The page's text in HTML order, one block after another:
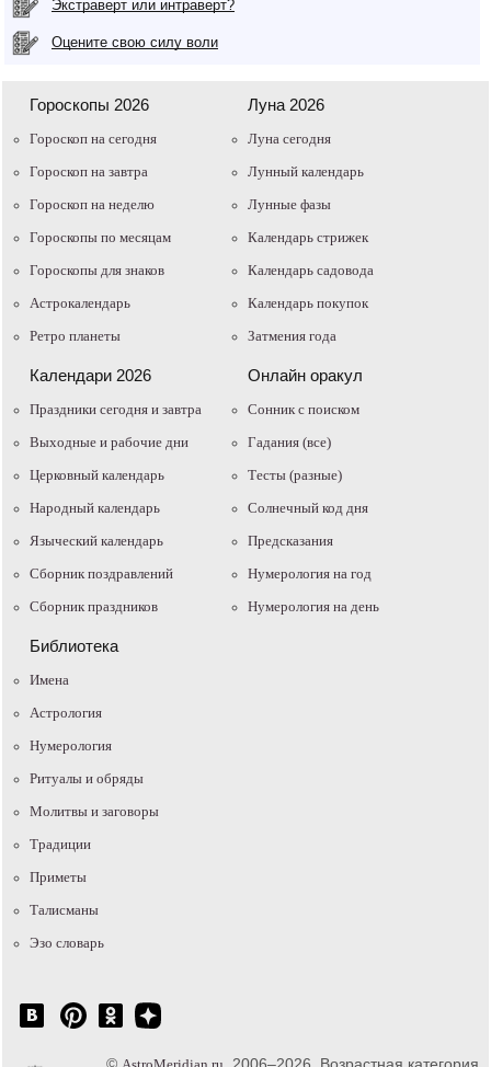
Экстраверт или интраверт?
Оцените свою силу воли
Гороскопы 2026
Гороскоп на сегодня
Гороскоп на завтра
Гороскоп на неделю
Гороскопы по месяцам
Гороскопы для знаков
Астрокалендарь
Ретро планеты
Луна 2026
Луна сегодня
Лунный календарь
Лунные фазы
Календарь стрижек
Календарь садовода
Календарь покупок
Затмения года
Календари 2026
Праздники сегодня и завтра
Выходные и рабочие дни
Церковный календарь
Народный календарь
Языческий календарь
Сборник поздравлений
Сборник праздников
Онлайн оракул
Cонник с поиском
Гадания (все)
Тесты (разные)
Солнечный код дня
Предсказания
Нумерология на год
Нумерология на день
Библиотека
Имена
Астрология
Нумерология
Ритуалы и обряды
Молитвы и заговоры
Традиции
Приметы
Талисманы
Эзо словарь
© , 2006–2026. Возрастная категория